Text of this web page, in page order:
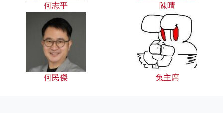
何志平 陳晴
何民傑 兔主席